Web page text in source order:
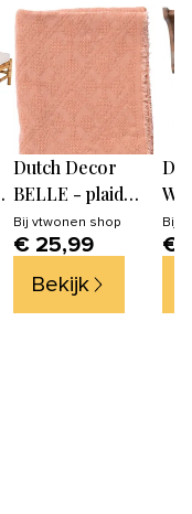
Dutch Decor
BELLE - plaid
130x180 cm -
100% katoen -
geweven patroon
- Muted Clay -
Bij vtwonen shop
€ 25,99
Bekijk
Bij
€